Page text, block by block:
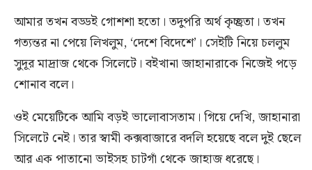
আমার তখন বড্ডই গোশশা হতো। তদুপরি অর্থ কৃচ্ছ্রতা। তখন
গত্যন্তর না পেয়ে লিখলুম, ‘দেশে বিদেশে’। সেইটি নিয়ে চললুম
সুদূর মাদ্রাজ থেকে সিলেটে। বইখানা জাহানারাকে নিজেই পড়ে
শোনাব বলে।
ওই মেয়েটিকে আমি বড়ই ভালোবাসতাম। গিয়ে দেখি, জাহানারা
সিলেটে নেই। তার স্বামী কক্সবাজারে বদলি হয়েছে বলে দুই ছেলে
আর এক পাতানো ভাইসহ চাটগাঁ থেকে জাহাজ ধরেছে।